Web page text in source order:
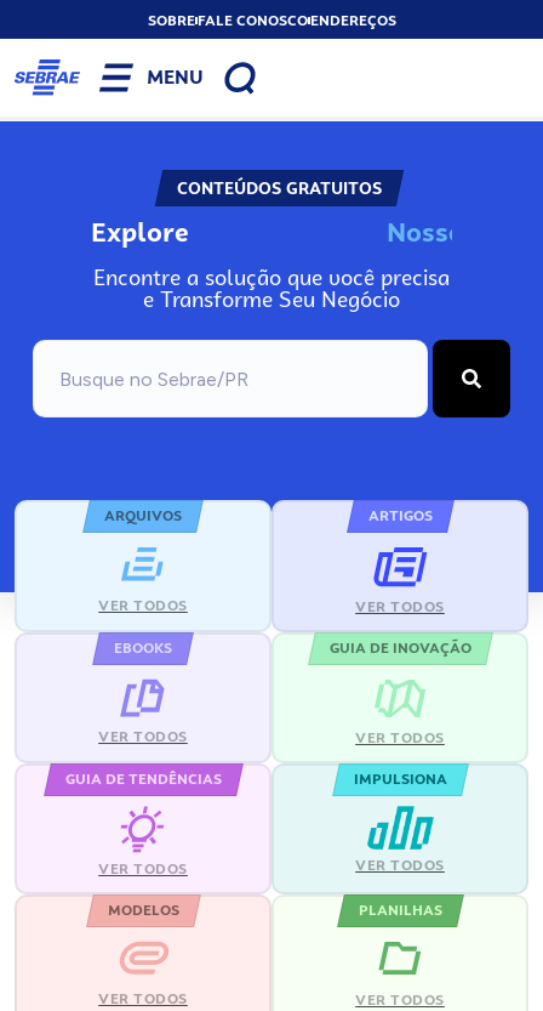
SOBREFALE CONOSCOENDEREÇOS
MENU
CONTEÚDOS GRATUITOS
Explore Nosso
Encontre a solução que você precisa
e Transforme Seu Negócio
ARQUIVOS
VER TODOS
ARTIGOS
VER TODOS
EBOOKS
VER TODOS
GUIA DE INOVAÇÃO
VER TODOS
GUIA DE TENDÊNCIAS
VER TODOS
IMPULSIONA
VER TODOS
MODELOS
VER TODOS
PLANILHAS
VER TODOS